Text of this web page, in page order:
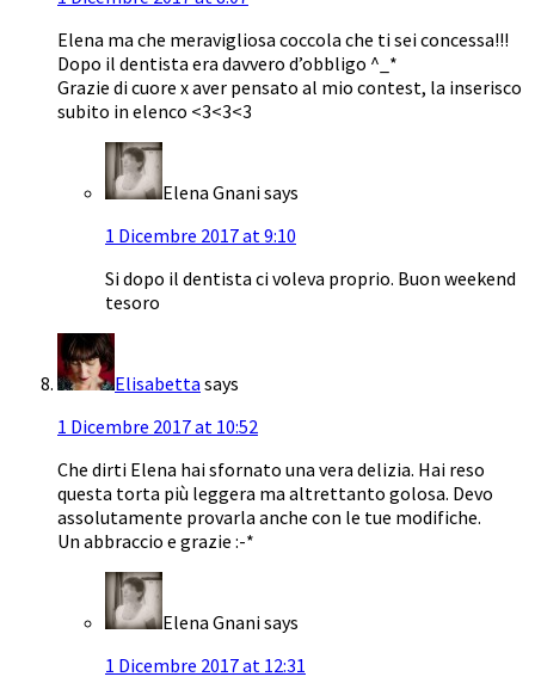
Elena ma che meravigliosa coccola che ti sei concessa!!!
Dopo il dentista era davvero d’obbligo ^_*
Grazie di cuore x aver pensato al mio contest, la inserisco
subito in elenco <3<3<3
Elena Gnanisays
1 Dicembre 2017 at 9:10
Si dopo il dentista ci voleva proprio. Buon weekend
tesoro
Elisabetta says
1 Dicembre 2017 at 10:52
Che dirti Elena hai sfornato una vera delizia. Hai reso
questa torta più leggera ma altrettanto golosa. Devo
assolutamente provarla anche con le tue modifiche.
Un abbraccio e grazie :-*
Elena Gnanisays
1 Dicembre 2017 at 12:31